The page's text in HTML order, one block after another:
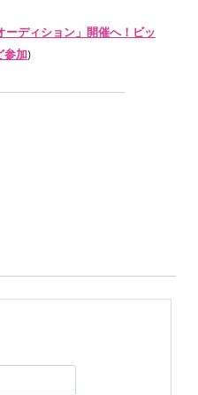
ーディション」開催へ！ビッ
参加)